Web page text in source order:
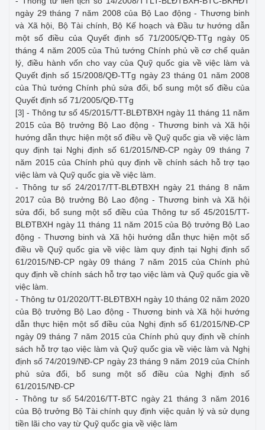
ngày 29 tháng 7 năm 2008 của Bộ Lao động - Thương binh
và Xã hội, Bộ Tài chính, Bộ Kế hoạch và Đầu tư hướng dẫn
một số điều của Quyết định số 71/2005/QĐ-TTg ngày 05
tháng 4 năm 2005 của Thủ tướng Chính phủ về cơ chế quản
lý, điều hành vốn cho vay của Quỹ quốc gia về việc làm và
Quyết định số 15/2008/QĐ-TTg ngày 23 tháng 01 năm 2008
của Thủ tướng Chính phủ sửa đổi, bổ sung một số điều của
Quyết định số 71/2005/QĐ-TTg
[3] - Thông tư số 45/2015/TT-BLĐTBXH ngày 11 tháng 11 năm
2015 của Bộ trưởng Bộ Lao động - Thương binh và Xã hội
hướng dẫn thực hiện một số điều về Quỹ quốc gia về việc làm
quy định tại Nghị định số 61/2015/NĐ-CP ngày 09 tháng 7
năm 2015 của Chính phủ quy định về chính sách hỗ trợ tạo
việc làm và Quỹ quốc gia về việc làm.
- Thông tư số 24/2017/TT-BLĐTBXH ngày 21 tháng 8 năm
2017 của Bộ trưởng Bộ Lao động - Thương binh và Xã hội
sửa đổi, bổ sung một số điều của Thông tư số 45/2015/TT-
BLĐTBXH ngày 11 tháng 11 năm 2015 của Bộ trưởng Bộ Lao
động - Thương binh và Xã hội hướng dẫn thực hiện một số
điều về Quỹ quốc gia về việc làm quy định tại Nghị định số
61/2015/NĐ-CP ngày 09 tháng 7 năm 2015 của Chính phủ
quy định về chính sách hỗ trợ tạo việc làm và Quỹ quốc gia về
việc làm.
- Thông tư 01/2020/TT-BLĐTBXH ngày 10 tháng 02 năm 2020
của Bộ trưởng Bộ Lao động - Thương binh và Xã hội hướng
dẫn thực hiện một số điều của Nghị định số 61/2015/NĐ-CP
ngày 09 tháng 7 năm 2015 của Chính phủ quy định về chính
sách hỗ trợ tạo việc làm và Quỹ quốc gia về việc làm và Nghị
định số 74/2019/NĐ-CP ngày 23 tháng 9 năm 2019 của Chính
phủ sửa đổi, bổ sung một số điều của Nghị định số
61/2015/NĐ-CP
- Thông tư số 54/2016/TT-BTC ngày 21 tháng 3 năm 2016
của Bộ trưởng Bộ Tài chính quy định việc quản lý và sử dụng
tiền lãi cho vay từ Quỹ quốc gia về việc làm